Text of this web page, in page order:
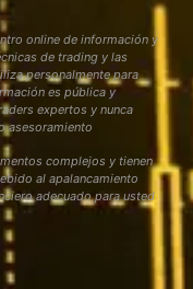
online de información y
de trading y las
personalmente para
es pública y
expertos y nunca
asesoramiento
complejos y tienen
al apalancamiento
adecuado para usted